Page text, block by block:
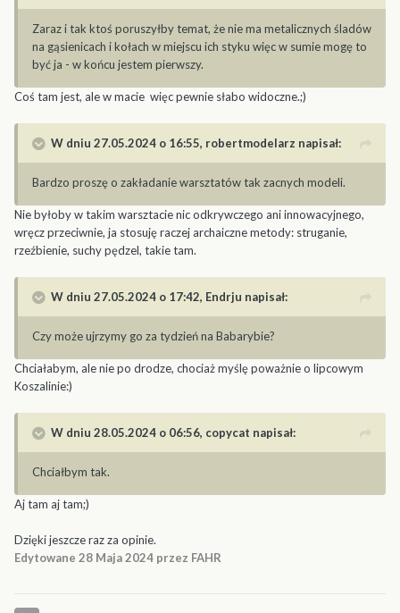
Zaraz i tak ktoś poruszyłby temat, że nie ma metalicznych śladów
na gąsienicach i kołach w miejscu ich styku więc w sumie mogę to
być ja - w końcu jestem pierwszy.
Coś tam jest, ale w macie więc pewnie słabo widoczne.;)
W dniu 27.05.2024 o 16:55, robertmodelarz napisał:
Bardzo proszę o zakładanie warsztatów tak zacnych modeli.
Nie byłoby w takim warsztacie nic odkrywczego ani innowacyjnego,
wręcz przeciwnie, ja stosuję raczej archaiczne metody: struganie,
rzeźbienie, suchy pędzel, takie tam.
W dniu 27.05.2024 o 17:42, Endrju napisał:
Czy może ujrzymy go za tydzień na Babarybie?
Chciałabym, ale nie po drodze, chociaż myślę poważnie o lipcowym
Koszalinie:)
W dniu 28.05.2024 o 06:56, copycat napisał:
Chciałbym tak.
Aj tam aj tam;)
Dzięki jeszcze raz za opinie.
Edytowane 28 Maja 2024 przez FAHR